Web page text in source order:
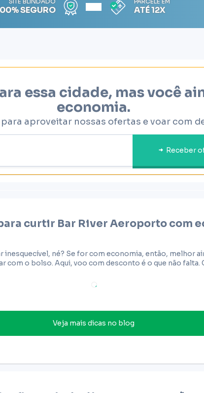
SEGURO ATÉ 12X
essa cidade, mas você
economia.
aproveitar nossas ofertas e voar com
Receber
curtir Bar River Aeroportocom
né? Se for com economia, então, melhor
com o bolso. Aqui, voo com desconto é o que não falta.
Veja mais dicas no blog